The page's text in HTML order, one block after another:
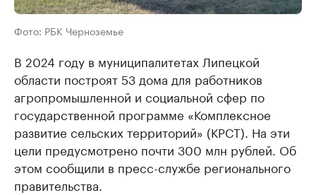
Фото: РБК Черноземье
В 2024 году в муниципалитетах Липецкой
области построят 53 дома для работников
агропромышленной и социальной сфер по
государственной программе «Комплексное
развитие сельских территорий» (КРСТ). На эти
цели предусмотрено почти 300 млн рублей. Об
этом сообщили в пресс-службе регионального
правительства.